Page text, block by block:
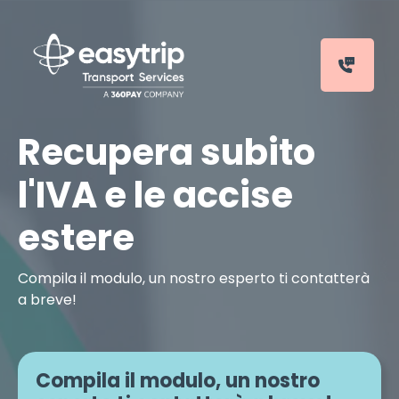
Recupera subito
l'IVA e le accise
estere
Compila il modulo, un nostro esperto ti contatterà
a breve!
Compila il modulo, un nostro